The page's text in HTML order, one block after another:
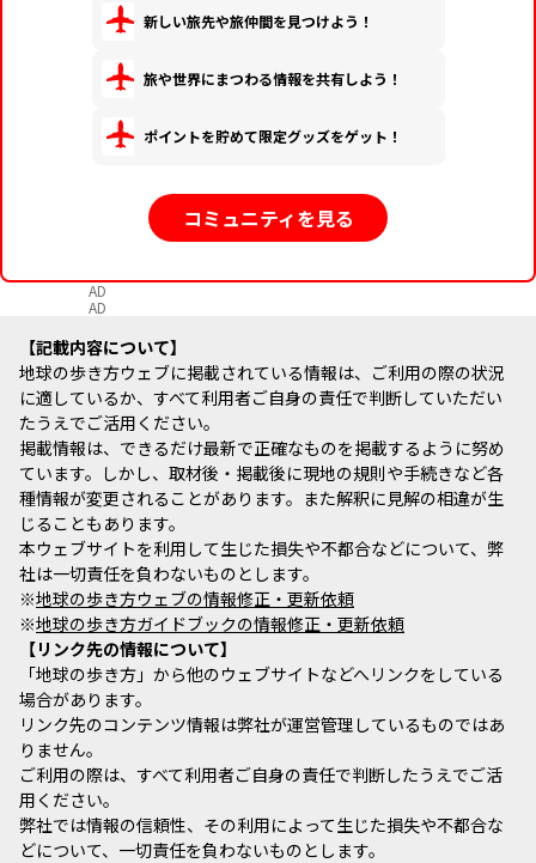
新しい旅先や旅仲間を見つけよう！
旅や世界にまつわる情報を共有しよう！
ポイントを貯めて限定グッズをゲット！
コミュニティを見る
AD
AD
記載内容について
地球の歩き方ウェブに掲載されている情報は、ご利用の際の状況
に適しているか、すべて利用者ご自身の責任で判断していただい
たうえでご活用ください。
掲載情報は、できるだけ最新で正確なものを掲載するように努め
ています。しかし、取材後・掲載後に現地の規則や手続きなど各
種情報が変更されることがあります。また解釈に見解の相違が生
じることもあります。
本ウェブサイトを利用して生じた損失や不都合などについて、弊
社は一切責任を負わないものとします。
※地球の歩き方ウェブの情報修正・更新依頼
※地球の歩き方ガイドブックの情報修正・更新依頼
リンク先の情報について
「地球の歩き方」から他のウェブサイトなどへリンクをしている
場合があります。
リンク先のコンテンツ情報は弊社が運営管理しているものではあ
りません。
ご利用の際は、すべて利用者ご自身の責任で判断したうえでご活
用ください。
弊社では情報の信頼性、その利用によって生じた損失や不都合な
どについて、一切責任を負わないものとします。